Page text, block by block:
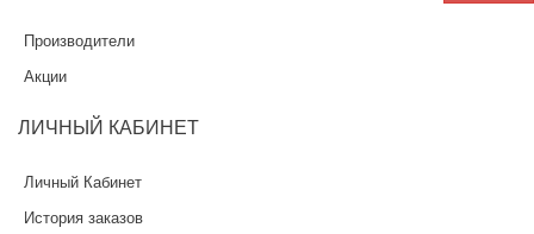
Производители
Акции
ЛИЧНЫЙ КАБИНЕТ
Личный Кабинет
История заказов